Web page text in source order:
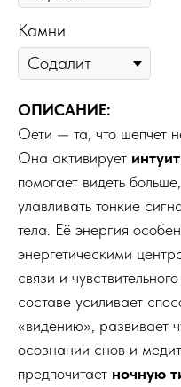
Камни
ОПИСАНИЕ:
Оёти — та, что шепчет
Она активирует
помогает видеть
улавливать тонкие
тела. Её энергия
энергетическими
связи и
составе усиливает
«видению», развивает
осознании снов и
предпочитает ночную